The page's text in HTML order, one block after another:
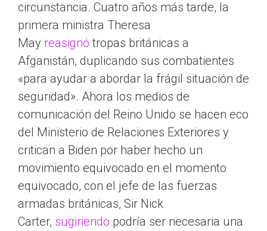
circunstancia. Cuatro años más tarde, la
primera ministra Theresa
May reasignó tropas británicas a
Afganistán, duplicando sus combatientes
«para ayudar a abordar la frágil situación de
seguridad». Ahora los medios de
comunicación del Reino Unido se hacen eco
del Ministerio de Relaciones Exteriores y
critican a Biden por haber hecho un
movimiento equivocado en el momento
equivocado, con el jefe de las fuerzas
armadas británicas, Sir Nick
Carter, sugiriendo podría ser necesaria una